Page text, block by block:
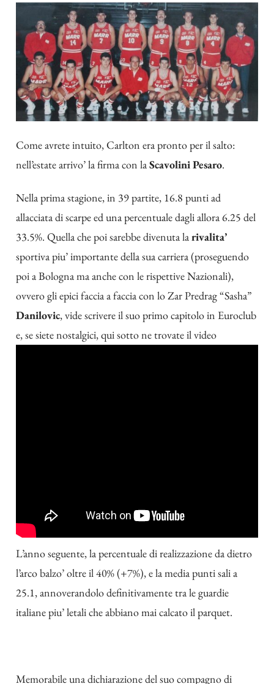
Come avrete intuito, Carlton era pronto per il salto:
nell’estate arrivo’ la firma con laScavolini Pesaro.
Nella prima stagione, in 39 partite, 16.8 punti ad
allacciata di scarpe ed una percentuale dagli allora 6.25 del
33.5%. Quella che poi sarebbe divenuta larivalita’
sportiva piu’ importante della sua carriera (proseguendo
poi a Bologna ma anche con le rispettive Nazionali),
ovvero gli epici faccia a faccia con lo Zar Predrag “Sasha”
Danilovic, vide scrivere il suo primo capitolo in Euroclub
e, se siete nostalgici, qui sotto ne trovate il video
L’anno seguente, la percentuale di realizzazione da dietro
l’arco balzo’ oltre il 40% (+7%), e la media punti sali a
25.1, annoverandolo definitivamente tra le guardie
italiane piu’ letali che abbiano mai calcato il parquet.
Memorabile una dichiarazione del suo compagno di